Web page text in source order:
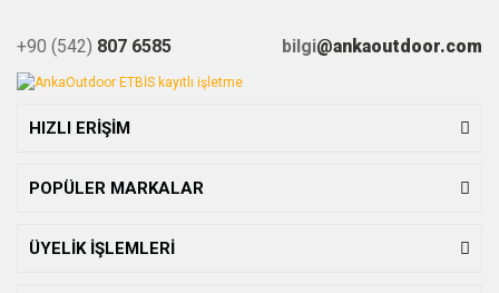
+90 (542) 807 6585 bilgi@ankaoutdoor.com
HIZLI ERİŞİM
POPÜLER MARKALAR
ÜYELİK İŞLEMLERİ